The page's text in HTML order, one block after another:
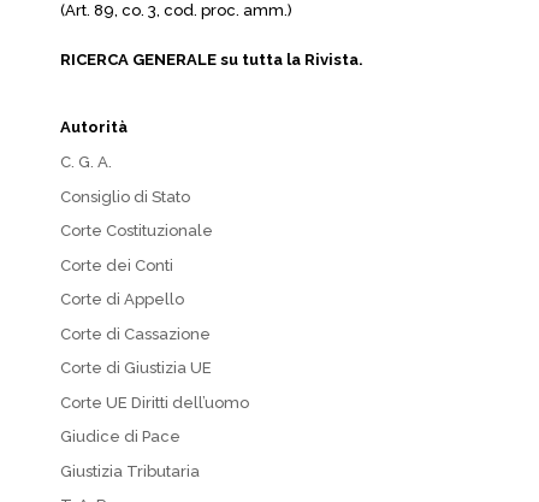
(Art. 89, co. 3, cod. proc. amm.)
RICERCA GENERALE su tutta la Rivista.
Autorità
C. G. A.
Consiglio di Stato
Corte Costituzionale
Corte dei Conti
Corte di Appello
Corte di Cassazione
Corte di Giustizia UE
Corte UE Diritti dell’uomo
Giudice di Pace
Giustizia Tributaria